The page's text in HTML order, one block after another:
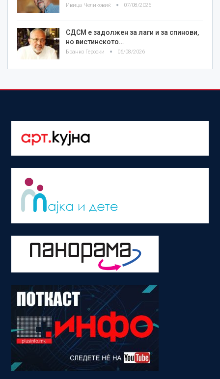
Ивица Челиковиќ 07/08/2026
СДСМ е задолжен за лаги и за спинови,
но вистинското…
Бранко Героски 06/08/2026